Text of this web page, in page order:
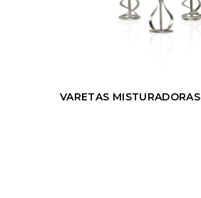
VARETAS MISTURADORAS